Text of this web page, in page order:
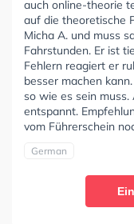
auch online-theorie
auf die theoretische
Micha A. und muss
Fahrstunden. Er ist
Fehlern reagiert er
besser machen
so wie es sein
entspannt.
vom Führerschein
German